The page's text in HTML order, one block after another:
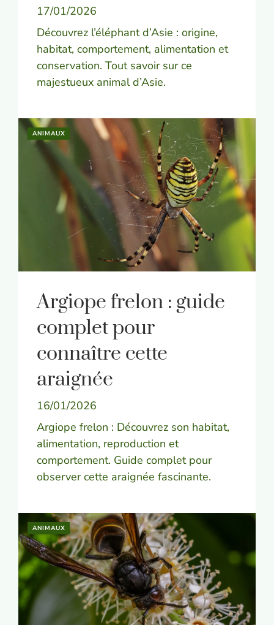
17/01/2026
Découvrez l’éléphant d’Asie : origine,
habitat, comportement, alimentation et
conservation. Tout savoir sur ce
majestueux animal d’Asie.
ANIMAUX
Argiope frelon : guide
complet pour
connaître cette
araignée
16/01/2026
Argiope frelon : Découvrez son habitat,
alimentation, reproduction et
comportement. Guide complet pour
observer cette araignée fascinante.
ANIMAUX